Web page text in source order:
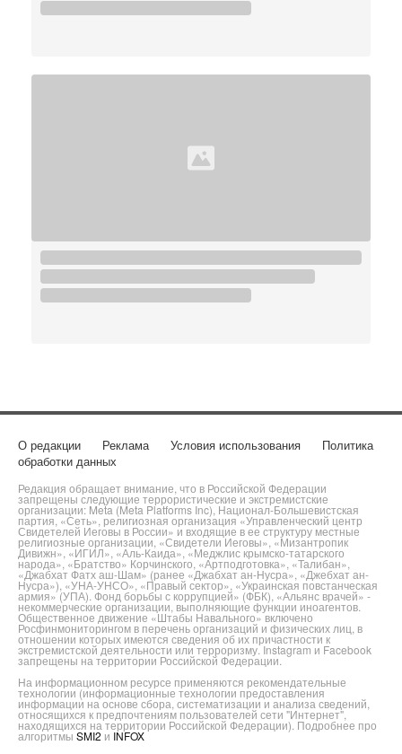
О редакции Реклама Условия использования
Политика
обработки данных
Редакция обращает внимание, что в Российской Федерации
запрещены следующие террористические и экстремистские
организации: Meta (Meta Platforms Inc), Национал-Большевистская
партия, «Сеть», религиозная организация «Управленческий центр
Свидетелей Иеговы в России» и входящие в ее структуру местные
религиозные организации, «Свидетели Иеговы», «Мизантропик
Дивижн», «ИГИЛ», «Аль-Каида», «Меджлис крымско-татарского
народа», «Братство» Корчинского, «Артподготовка», «Талибан»,
«Джабхат Фатх аш-Шам» (ранее «Джабхат ан-Нусра», «Джебхат ан-
Нусра»), «УНА-УНСО», «Правый сектор», «Украинская повстанческая
армия» (УПА). Фонд борьбы с коррупцией» (ФБК), «Альянс врачей» -
некоммерческие организации, выполняющие функции иноагентов.
Общественное движение «Штабы Навального» включено
Росфинмониторингом в перечень организаций и физических лиц, в
отношении которых имеются сведения об их причастности к
экстремистской деятельности или терроризму. Instagram и Facebook
запрещены на территории Российской Федерации.
На информационном ресурсе применяются рекомендательные
технологии (информационные технологии предоставления
информации на основе сбора, систематизации и анализа сведений,
относящихся к предпочтениям пользователей сети "Интернет",
находящихся на территории Российской Федерации). Подробнее про
алгоритмы SMI2 и INFOX